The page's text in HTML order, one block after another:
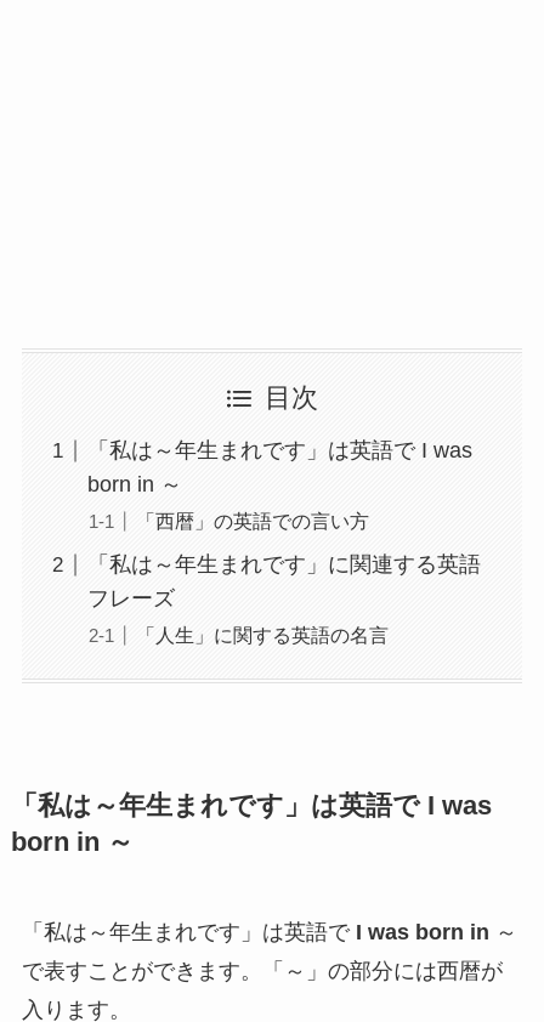
目次
「私は～年生まれです」は英語で I was
born in ～
「西暦」の英語での言い方
「私は～年生まれです」に関連する英語
フレーズ
「人生」に関する英語の名言
「私は～年生まれです」は英語で I was
born in ～
「私は～年生まれです」は英語で I was born in ～
で表すことができます。「～」の部分には西暦が
入ります。